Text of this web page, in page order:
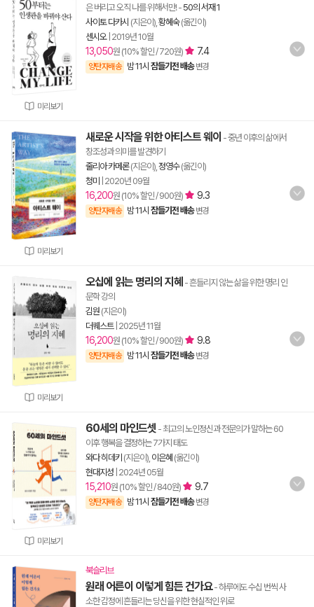
미리보기
은 버리고 오직 나를 위해서만!- 50의 서재 1
사이토 다카시 (지은이), 황혜숙(옮긴이)
센시오| 2019년 10월
13,050원 (10% 할인 / 720원) 7.4
양탄자배송 밤 11시 잠들기전 배송 변경
미리보기
새로운 시작을 위한 아티스트 웨이 - 중년 이후의 삶에서
창조성과 의미를 발견하기
줄리아 카메론(지은이), 정영수(옮긴이)
청미
2020년 09월
16,200원 (10% 할인 / 900원) 9.3
양탄자배송 밤 11시 잠들기전 배송 변경
미리보기
오십에 읽는 명리의 지혜 - 흔들리지 않는 삶을 위한 명리 인
문학 강의
김원 (지은이)
더퀘스트| 2025년 11월
16,200원 (10% 할인 / 900원) 9.8
양탄자배송 밤 11시 잠들기전 배송 변경
미리보기
60세의 마인드셋 - 최고의 노인정신과 전문의가 말하는 60
이후 행복을 결정하는 7가지 태도
와다 히데키 (지은이), 이은혜 (옮긴이)
현대지성 2024년 05월
15,210원 (10% 할인 / 840원) 9.7
양탄자배송 밤 11시 잠들기전 배송 변경
북슬리브
원래 어른이 이렇게 힘든 건가요- 하루에도 수십 번씩 사
소한 감정에 흔들리는 당신을 위한 현실적인 위로